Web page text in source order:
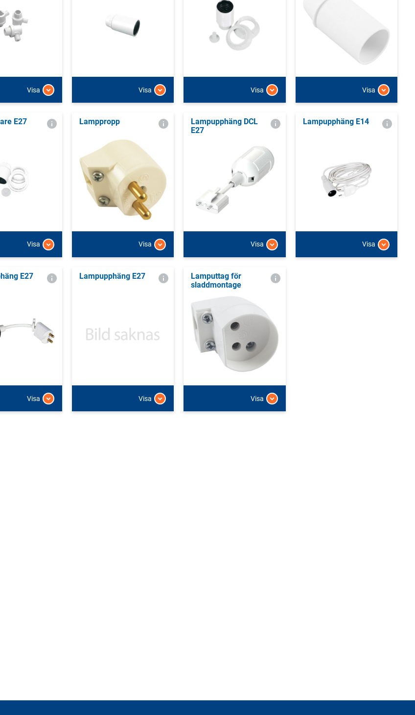
Visa Visa Visa Visa
E27
Visa
Lamppropp
Visa
Lampupphäng DCL
E27
Visa
Lampupphäng E14
Visa
E27
Visa
Lampupphäng E27
Visa
Lamputtag för
sladdmontage
Visa